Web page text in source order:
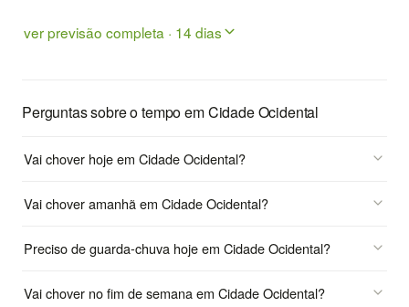
ver previsão completa · 14 dias
Perguntas sobre o tempo em Cidade Ocidental
Vai chover hoje em Cidade Ocidental?
Vai chover amanhã em Cidade Ocidental?
Preciso de guarda-chuva hoje em Cidade Ocidental?
Vai chover no fim de semana em Cidade Ocidental?